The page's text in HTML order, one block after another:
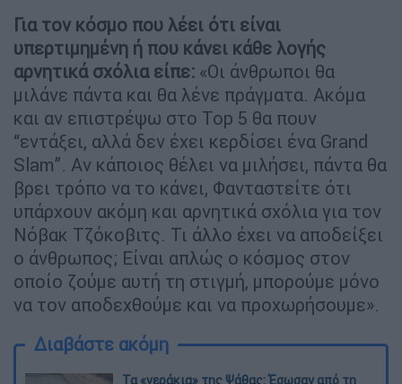
Για τον κόσμο που λέει ότι είναι
υπερτιμημένη ή που κάνει κάθε λογής
αρνητικά σχόλια είπε: «Οι άνθρωποι θα
μιλάνε πάντα και θα λένε πράγματα. Ακόμα
και αν επιστρέψω στο Top 5 θα πουν
“εντάξει, αλλά δεν έχει κερδίσει ένα Grand
Slam”. Aν κάποιος θέλει να μιλήσει, πάντα θα
βρει τρόπο να το κάνει, Φανταστείτε ότι
υπάρχουν ακόμη και αρνητικά σχόλια για τον
Νόβακ Τζόκοβιτς. Τι άλλο έχει να αποδείξει
ο άνθρωπος; Είναι απλώς ο κόσμος στον
οποίο ζούμε αυτή τη στιγμή, μπορούμε μόνο
να τον αποδεχθούμε και να προχωρήσουμε».
Διαβάστε ακόμη
Τα «γεράκια» της Ψάθας: Έσωσαν από τη